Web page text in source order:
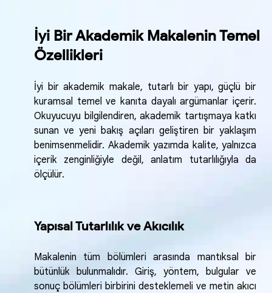
İyi Bir Akademik Makalenin Temel
Özellikleri
İyi bir akademik makale, tutarlı bir yapı, güçlü bir
kuramsal temel ve kanıta dayalı argümanlar içerir.
Okuyucuyu bilgilendiren, akademik tartışmaya katkı
sunan ve yeni bakış açıları geliştiren bir yaklaşım
benimsenmelidir. Akademik yazımda kalite, yalnızca
içerik zenginliğiyle değil, anlatım tutarlılığıyla da
ölçülür.
Yapısal Tutarlılık ve Akıcılık
Makalenin tüm bölümleri arasında mantıksal bir
bütünlük bulunmalıdır. Giriş, yöntem, bulgular ve
sonuç bölümleri birbirini desteklemeli ve metin akıcı